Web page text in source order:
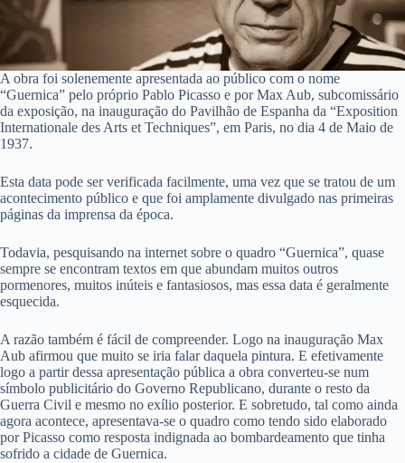
A obra foi solenemente apresentada ao público com o nome
“Guernica” pelo próprio Pablo Picasso e por Max Aub, subcomissário
da exposição, na inauguração do Pavilhão de Espanha da “Exposition
Internationale des Arts et Techniques”, em Paris, no dia 4 de Maio de
1937.
Esta data pode ser verificada facilmente, uma vez que se tratou de um
acontecimento público e que foi amplamente divulgado nas primeiras
páginas da imprensa da época.
Todavia, pesquisando na internet sobre o quadro “Guernica”, quase
sempre se encontram textos em que abundam muitos outros
pormenores, muitos inúteis e fantasiosos, mas essa data é geralmente
esquecida.
A razão também é fácil de compreender. Logo na inauguração Max
Aub afirmou que muito se iria falar daquela pintura. E efetivamente
logo a partir dessa apresentação pública a obra converteu-se num
símbolo publicitário do Governo Republicano, durante o resto da
Guerra Civil e mesmo no exílio posterior. E sobretudo, tal como ainda
agora acontece, apresentava-se o quadro como tendo sido elaborado
por Picasso como resposta indignada ao bombardeamento que tinha
sofrido a cidade de Guernica.